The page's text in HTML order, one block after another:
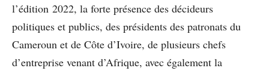
l’édition 2022, la forte présence des décideurs
politiques et publics, des présidents des patronats du
Cameroun et de Côte d’Ivoire, de plusieurs chefs
d’entreprise venant d’Afrique, avec également la